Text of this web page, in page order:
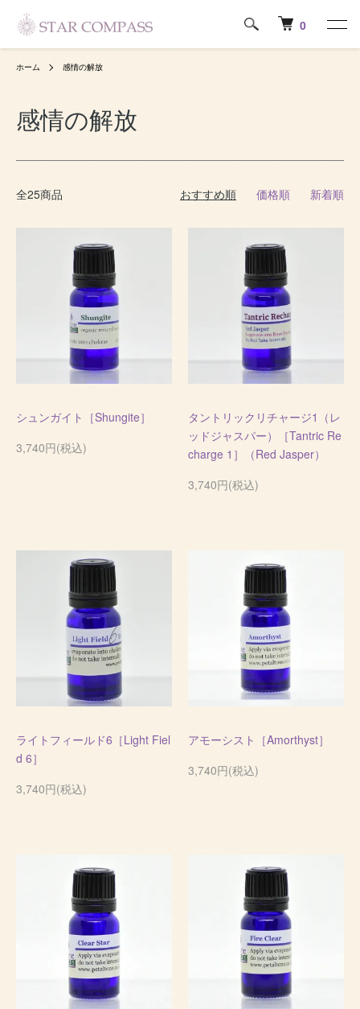
0
ホーム 感情の解放
感情の解放
全25商品 おすすめ順 価格順 新着順
シュンガイト［Shungite］
3,740円(税込)
タントリックリチャージ1（レ
ッドジャスパー）［Tantric Re
charge 1］（Red Jasper）
3,740円(税込)
ライトフィールド6［Light Fiel
d 6］
3,740円(税込)
アモーシスト［Amorthyst］
3,740円(税込)